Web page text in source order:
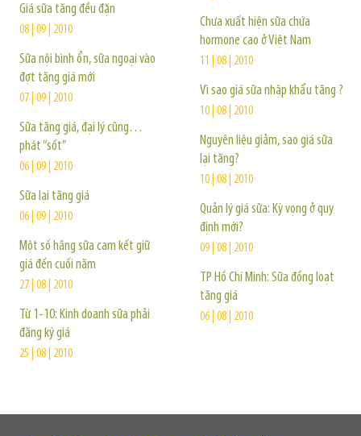
Giá sữa tăng đều đặn
08 | 09 | 2010
Sữa nội bình ổn, sữa ngoại vào
đợt tăng giá mới
07 | 09 | 2010
Sữa tăng giá, đại lý cũng…
phát “sốt”
06 | 09 | 2010
Sữa lại tăng giá
06 | 09 | 2010
Một số hãng sữa cam kết giữ
giá đến cuối năm
27 | 08 | 2010
Từ 1-10: Kinh doanh sữa phải
đăng ký giá
25 | 08 | 2010
Chưa xuất hiện sữa chứa
hormone cao ở Việt Nam
11 | 08 | 2010
Vì sao giá sữa nhập khẩu tăng ?
10 | 08 | 2010
Nguyên liệu giảm, sao giá sữa
lại tăng?
10 | 08 | 2010
Quản lý giá sữa: Kỳ vọng ở quy
định mới?
09 | 08 | 2010
TP Hồ Chí Minh: Sữa đồng loạt
tăng giá
06 | 08 | 2010